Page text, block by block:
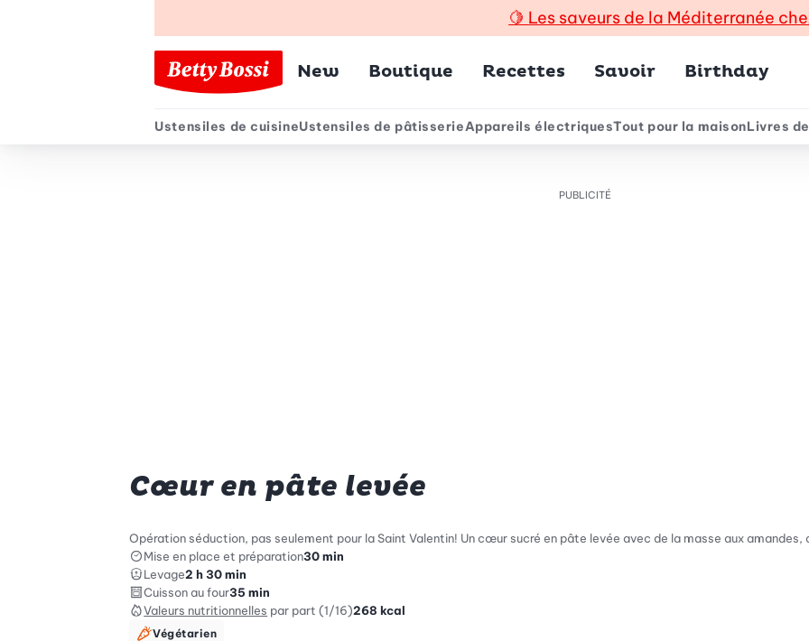
🍋 Les saveurs de la Méditerranée
Menu principal
New Boutique Recettes Savoir Birthday
Menu secondaire
Ustensiles de cuisineUstensiles de pâtisserieAppareils électriquesTout pour la maisonLivres
PUBLICITÉ
Cœur en pâte levée
Opération séduction, pas seulement pour la Saint Valentin! Un cœur sucré en pâte levée avec de la masse aux
Mise en place et préparation30 min
Levage2 h 30 min
Cuisson au four35 min
Valeurs nutritionnelles par part (1/16)268 kcal
Végétarien